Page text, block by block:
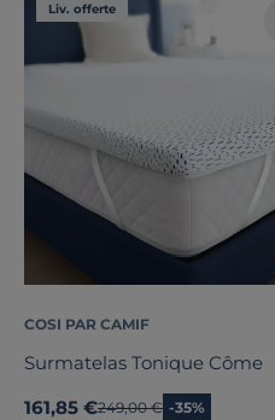
Liv. offerte
COSI PAR CAMIF
Surmatelas Tonique Côme
161,85 €Ancien prix
249,00 € -35%